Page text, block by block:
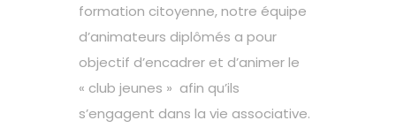
formation citoyenne, notre équipe
d’animateurs diplômés a pour
objectif d’encadrer et d’animer le
« club jeunes » afin qu’ils
s’engagent dans la vie associative.